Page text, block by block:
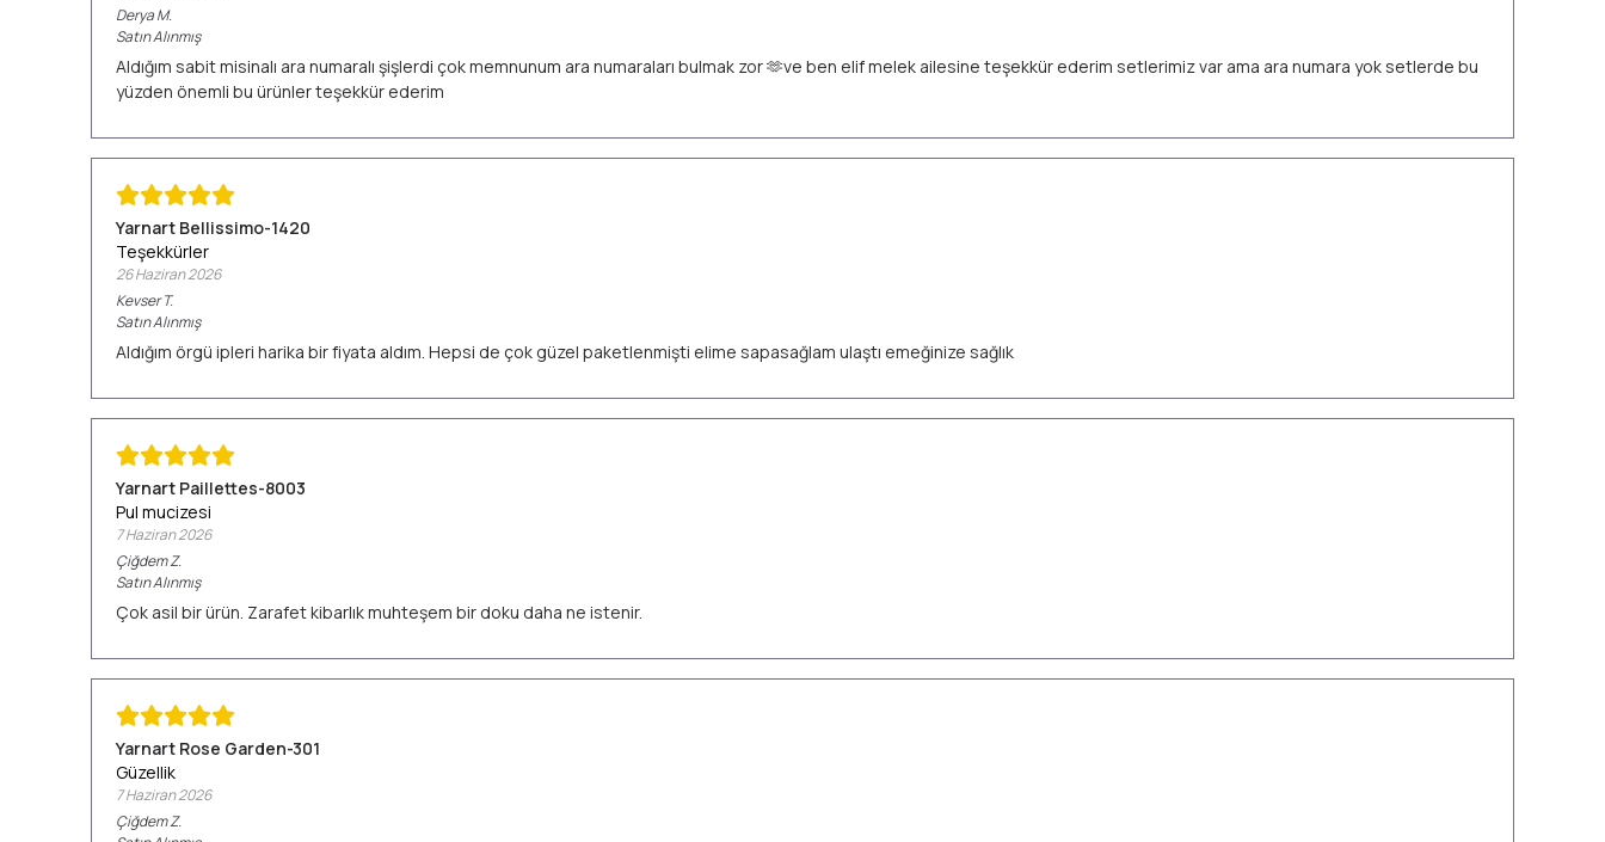
DeryaM.
Satın Alınmış
Aldığım sabit misinalı ara numaralı şişlerdi çok memnunum ara numaraları bulmak zor 🫶ve ben elif melek ailesine teşekkür ederim setlerimiz var ama ara numara yok setlerde bu
yüzden önemli bu ürünler teşekkür ederim
Yarnart Bellissimo-1420
Teşekkürler
26 Haziran 2026
Kevser T.
Satın Alınmış
Aldığım örgü ipleri harika bir fiyata aldım. Hepsi de çok güzel paketlenmişti elime sapasağlam ulaştı emeğinize sağlık
Yarnart Paillettes-8003
Pul mucizesi
7 Haziran 2026
ÇiğdemZ.
Satın Alınmış
Çok asil bir ürün. Zarafet kibarlık muhteşem bir doku daha ne istenir.
Yarnart Rose Garden-301
Güzellik
7 Haziran 2026
ÇiğdemZ.